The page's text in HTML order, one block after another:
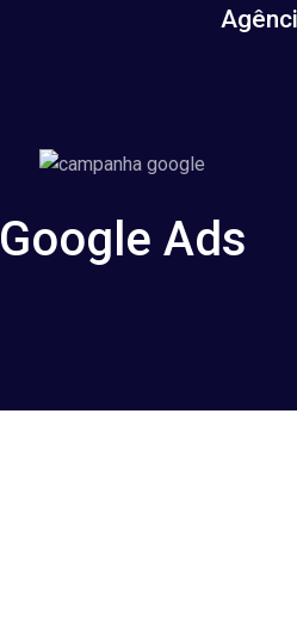
Google Ads